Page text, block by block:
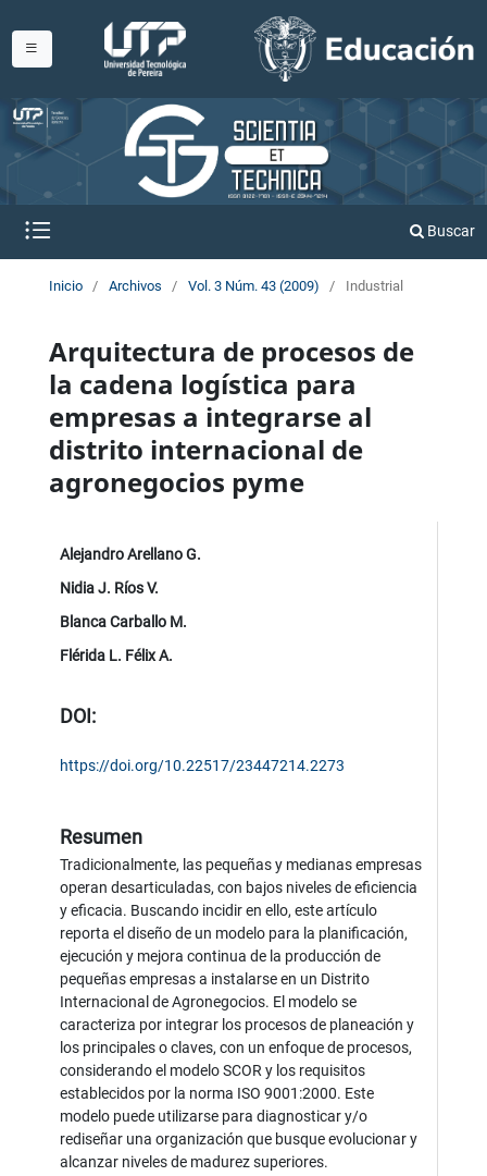
Buscar
Inicio / Archivos / Vol. 3 Núm. 43 (2009) / Industrial
Arquitectura de procesos de
la cadena logística para
empresas a integrarse al
distrito internacional de
agronegocios pyme
Alejandro Arellano G.
Nidia J. Ríos V.
Blanca Carballo M.
Flérida L. Félix A.
DOI:
https://doi.org/10.22517/23447214.2273
Resumen
Tradicionalmente, las pequeñas y medianas empresas
operan desarticuladas, con bajos niveles de eficiencia
y eficacia. Buscando incidir en ello, este artículo
reporta el diseño de un modelo para la planificación,
ejecución y mejora continua de la producción de
pequeñas empresas a instalarse en un Distrito
Internacional de Agronegocios. El modelo se
caracteriza por integrar los procesos de planeación y
los principales o claves, con un enfoque de procesos,
considerando el modelo SCOR y los requisitos
establecidos por la norma ISO 9001:2000. Este
modelo puede utilizarse para diagnosticar y/o
rediseñar una organización que busque evolucionar y
alcanzar niveles de madurez superiores.